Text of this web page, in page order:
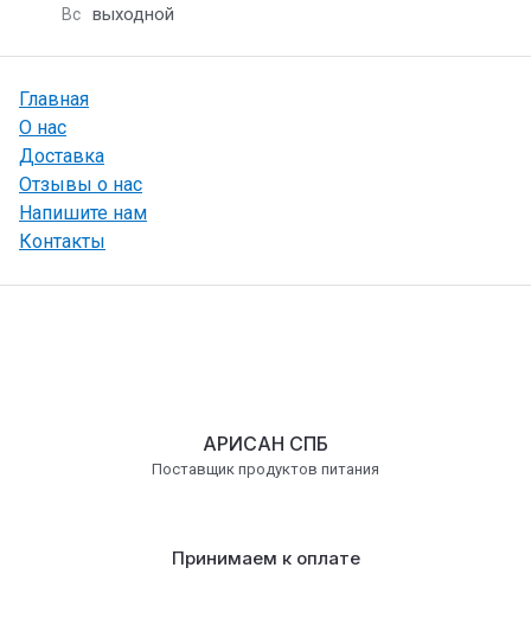
Вс выходной
Главная
О нас
Доставка
Отзывы о нас
Напишите нам
Контакты
АРИСАН СПБ
Поставщик продуктов питания
Принимаем к оплате